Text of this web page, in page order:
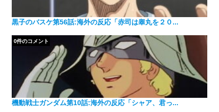
黒子のバスケ第56話:海外の反応「赤司は睾丸を２０...
機動戦士ガンダム第10話:海外の反応「シャア、君っ...
0件のコメント